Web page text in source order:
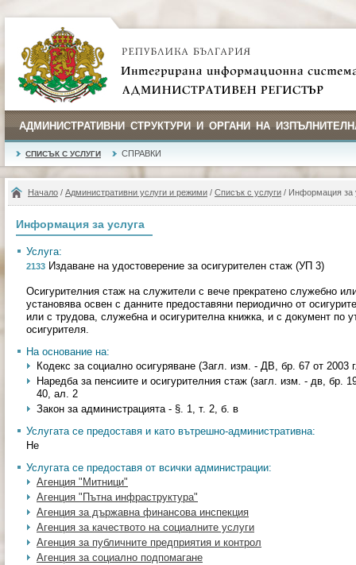
АДМИНИСТРАТИВНИ СТРУКТУРИ И ОРГАНИ НА
СПИСЪК С УСЛУГИ СПРАВКИ
Начало / Административни услуги и режими / Списък с услуги / Информация за
Информация за услуга
Услуга:
2133 Издаване на удостоверение за осигурителен стаж (УП 3)
Осигурителния стаж на служители с вече прекратено служебно
установява освен с данните предоставяни периодично от
или с трудова, служебна и осигурителна книжка, и с документ по
осигурителя.
На основание на:
Кодекс за социално осигуряване (Загл. изм. - ДВ, бр. 67 от 2003
Наредба за пенсиите и осигурителния стаж (загл. изм. - дв, бр.
40, ал. 2
Закон за администрацията - §. 1, т. 2, б. в
Услугата се предоставя и като вътрешно-административна:
Не
Услугата се предоставя от всички администрации:
Агенция "Митници"
Агенция "Пътна инфраструктура"
Агенция за държавна финансова инспекция
Агенция за качеството на социалните услуги
Агенция за публичните предприятия и контрол
Агенция за социално подпомагане